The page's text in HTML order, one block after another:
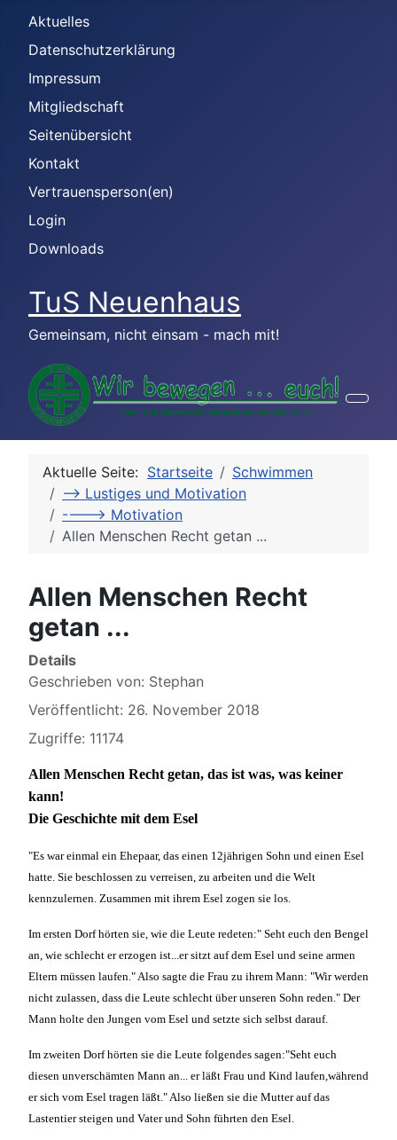
Aktuelles
Datenschutzerklärung
Impressum
Mitgliedschaft
Seitenübersicht
Kontakt
Vertrauensperson(en)
Login
Downloads
TuS Neuenhaus
Gemeinsam, nicht einsam - mach mit!
Aktuelle Seite: Startseite
Schwimmen
--> Lustiges und Motivation
----> Motivation
Allen Menschen Recht getan ...
Allen Menschen Recht
getan ...
Details
Geschrieben von: Stephan
Veröffentlicht: 26. November 2018
Zugriffe: 11174
Allen Menschen Recht getan, das ist was, was keiner
kann!
Die Geschichte mit dem Esel
"Es war einmal ein Ehepaar, das einen 12jährigen Sohn und einen Esel
hatte. Sie beschlossen zu verreisen, zu arbeiten und die Welt
kennzulernen. Zusammen mit ihrem Esel zogen sie los.
Im ersten Dorf hörten sie, wie die Leute redeten:" Seht euch den Bengel
an, wie schlecht er erzogen ist...er sitzt auf dem Esel und seine armen
Eltern müssen laufen." Also sagte die Frau zu ihrem Mann: "Wir werden
nicht zulassen, dass die Leute schlecht über unseren Sohn reden." Der
Mann holte den Jungen vom Esel und setzte sich selbst darauf.
Im zweiten Dorf hörten sie die Leute folgendes sagen:"Seht euch
diesen unverschämten Mann an... er läßt Frau und Kind laufen,während
er sich vom Esel tragen läßt." Also ließen sie die Mutter auf das
Lastentier steigen und Vater und Sohn führten den Esel.